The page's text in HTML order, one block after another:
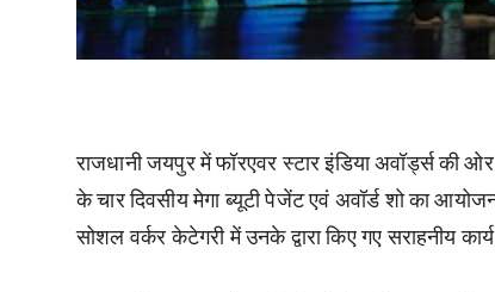
राजधानी जयपुर में फॉरएवर स्टार इंडिया अवॉर्ड्स
के चार दिवसीय मेगा ब्यूटी पेजेंट एवं अवॉर्ड शो का
सोशल वर्कर केटेगरी में उनके द्वारा किए गए सराहनीय